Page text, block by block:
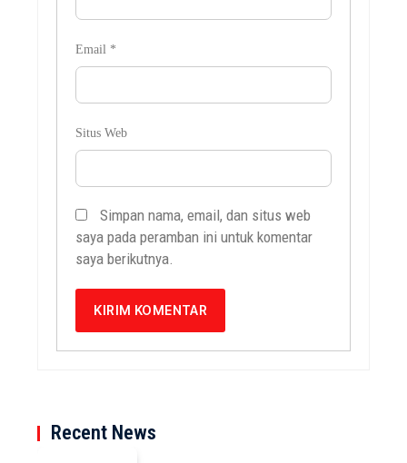
Email *
Situs Web
Simpan nama, email, dan situs web
saya pada peramban ini untuk komentar
saya berikutnya.
Recent News